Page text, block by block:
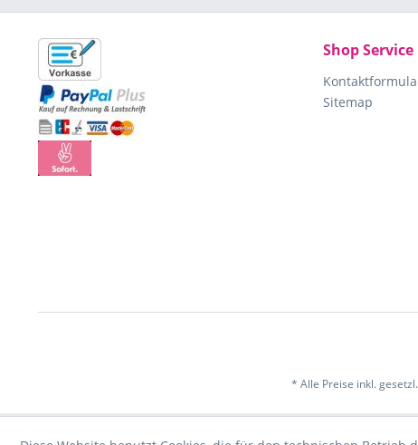
Shop Service
Sitemap
* Alle Preise inkl.